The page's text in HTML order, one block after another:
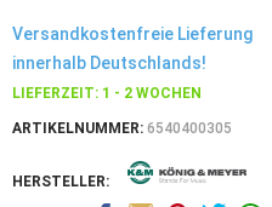
Versandkostenfreie Lieferung
innerhalb Deutschlands!
LIEFERZEIT: 1 - 2 WOCHEN
ARTIKELNUMMER: 6540400305
HERSTELLER: